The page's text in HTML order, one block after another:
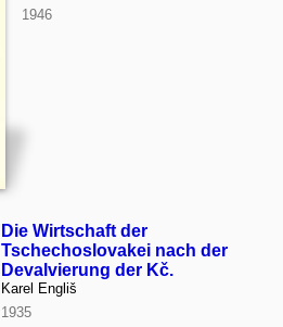
1946
Die Wirtschaft der
Tschechoslovakei nach der
Devalvierung der Kč.
Karel Engliš
1935